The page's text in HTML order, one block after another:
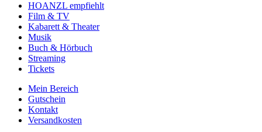
HOANZL empfiehlt
Film & TV
Kabarett & Theater
Musik
Buch & Hörbuch
Streaming
Tickets
Mein Bereich
Gutschein
Kontakt
Versandkosten